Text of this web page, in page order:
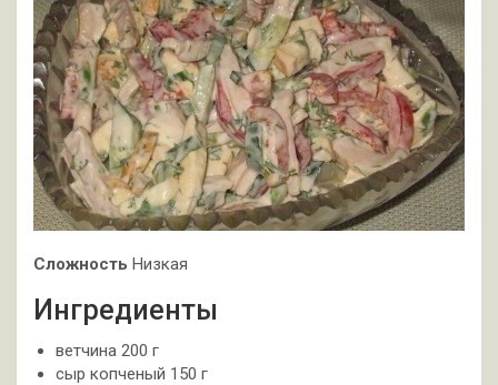
Сложность Низкая
Ингредиенты
ветчина 200 г
сыр копченый 150 г